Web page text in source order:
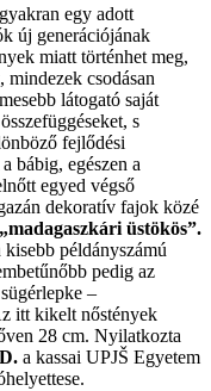
egy adott
új generációjának
miatt történhet meg,
csodásan
látogató saját
s
fejlődési
bábig, egészen a
egyed végső
dekoratív fajok közé
„madagaszkári üstökös”.
példányszámú
pedig az
–
itt kikelt nőstények
28 cm. Nyilatkozta
a kassai UPJŠ Egyetem